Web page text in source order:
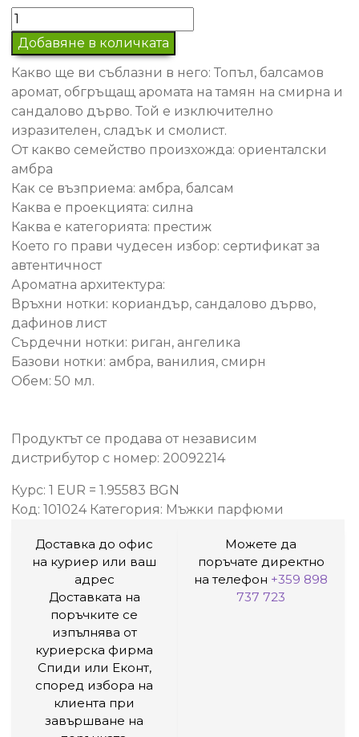
количество
за
#24
Мъжки
парфюм
Добавяне в количката
Какво ще ви съблазни в него: Топъл, балсамов
аромат, обгръщащ аромата на тамян на смирна и
сандалово дърво. Той е изключително
изразителен, сладък и смолист.
От какво семейство произхожда: ориенталски
амбра
Как се възприема: амбра, балсам
Каква е проекцията: силна
Каква е категорията: престиж
Което го прави чудесен избор: сертификат за
автентичност
Ароматна архитектура:
Връхни нотки: кориандър, сандалово дърво,
дафинов лист
Сърдечни нотки: риган, ангелика
Базови нотки: амбра, ванилия, смирн
Обем: 50 мл.
Продуктът се продава от независим
дистрибутор с номер: 20092214
Курс: 1 EUR = 1.95583 BGN
Код: 101024 Категория: Мъжки парфюми
Доставка до офис
на куриер или ваш
адрес
Доставката на
поръчките се
изпълнява от
куриерска фирма
Спиди или Еконт,
според избора на
клиента при
завършване на
Можете да
поръчате директно
на телефон +359 898
737 723